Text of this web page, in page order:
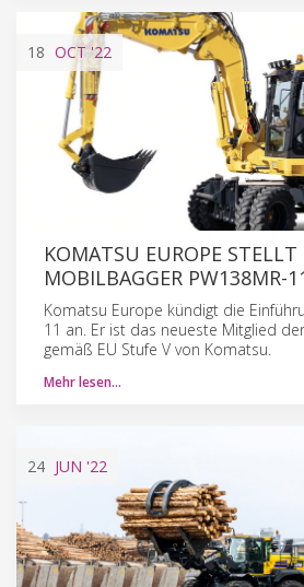
18 OCT'22
KOMATSU EUROPE
MOBILBAGGER PW138MR-
Komatsu Europe kündigt die
11 an. Er ist das neueste Mitglied
gemäß EU Stufe V von Komatsu.
Mehr lesen…
24 JUN '22